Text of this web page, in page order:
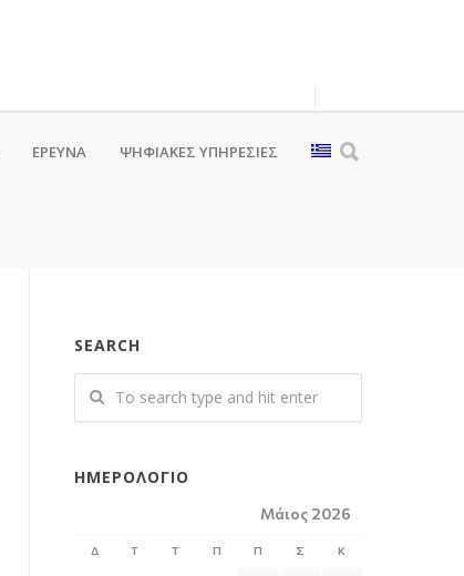
ΕΡΕΥΝΑ ΨΗΦΙΑΚΈΣ ΥΠΗΡΕΣΊΕΣ
SEARCH
ΗΜΕΡΟΛΌΓΙΟ
Μάιος 2026
Δ Τ Τ Π Π Σ Κ